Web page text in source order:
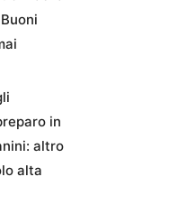
in
altro
alta